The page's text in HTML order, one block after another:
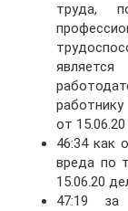
труда,
от
46:34 как
вреда по
15.06.20
47:19 за